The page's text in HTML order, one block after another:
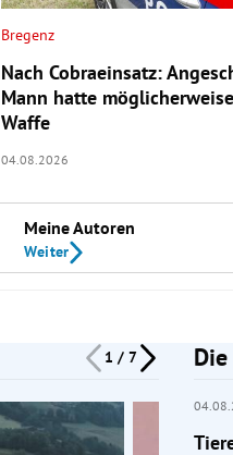
Bregenz
Nach Cobraeinsatz:
Mann hatte
Waffe
04.08.2026
Meine Autoren
Weiter
1 / 7